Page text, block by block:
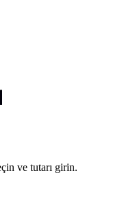
ve tutarı girin.